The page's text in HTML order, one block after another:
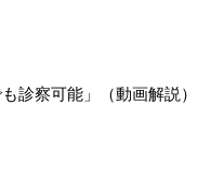
も診察可能」（動画解説）